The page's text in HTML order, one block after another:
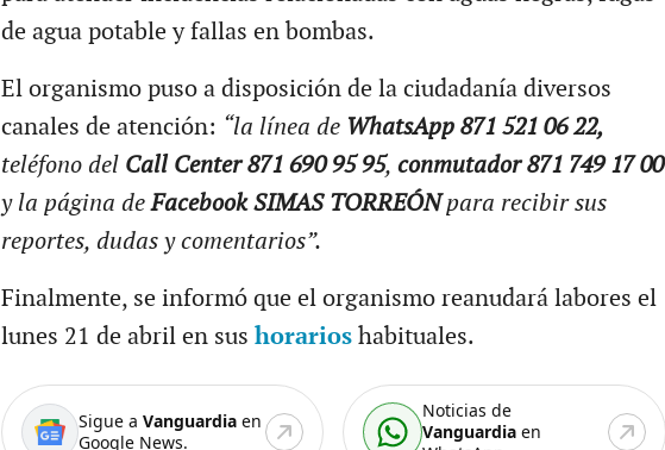
de agua potable y fallas en bombas.
El organismo puso a disposición de la ciudadanía diversos
canales de atención: “la línea de WhatsApp 871 521 06 22,
teléfono del Call Center 871 690 95 95, conmutador 871 749 17 00
y la página deFacebook SIMAS TORREÓNpara recibir sus
reportes, dudas y comentarios”.
Finalmente, se informó que el organismo reanudará labores el
lunes 21 de abril en sus horarios habituales.
Sigue a Vanguardiaen
Google News.
Noticias de
Vanguardia en